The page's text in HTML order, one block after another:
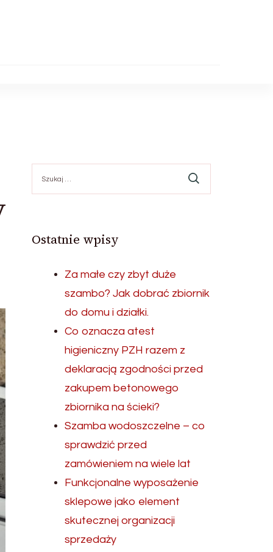
Ostatnie wpisy
Za małe czy zbyt duże
szambo? Jak dobrać zbiornik
do domu i działki.
Co oznacza atest
higieniczny PZH razem z
deklaracją zgodności przed
zakupem betonowego
zbiornika na ścieki?
Szamba wodoszczelne – co
sprawdzić przed
zamówieniem na wiele lat
Funkcjonalne wyposażenie
sklepowe jako element
skutecznej organizacji
sprzedaży